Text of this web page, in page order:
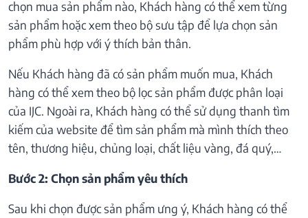
chọn mua sản phẩm nào, Khách hàng có thể xem từng
sản phẩm hoặc xem theo bộ sưu tập để lựa chọn sản
phẩm phù hợp với ý thích bản thân.
Nếu Khách hàng đã có sản phẩm muốn mua, Khách
hàng có thể xem theo bộ lọc sản phẩm được phân loại
của IJC. Ngoài ra, Khách hàng có thể sử dụng thanh tìm
kiếm của website để tìm sản phẩm mà mình thích theo
tên, thương hiệu, chủng loại, chất liệu vàng, đá quý,…
Bước 2: Chọn sản phẩm yêu thích
Sau khi chọn được sản phẩm ưng ý, Khách hàng có thể